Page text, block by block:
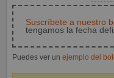
Suscríbete a nuestro
tengamos la fecha
Puedes ver un ejemplo del